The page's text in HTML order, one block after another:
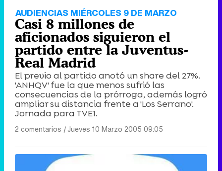
AUDIENCIAS MIÉRCOLES 9 DE MARZO
Casi 8 millones de
aficionados siguieron el
partido entre la Juventus-
Real Madrid
El previo al partido anotó un share del 27%.
'ANHQV' fue la que menos sufrió las
consecuencias de la prórroga, además logró
ampliar su distancia frente a 'Los Serrano'.
Jornada para TVE1.
2 comentarios |Jueves 10 Marzo 2005 09:05